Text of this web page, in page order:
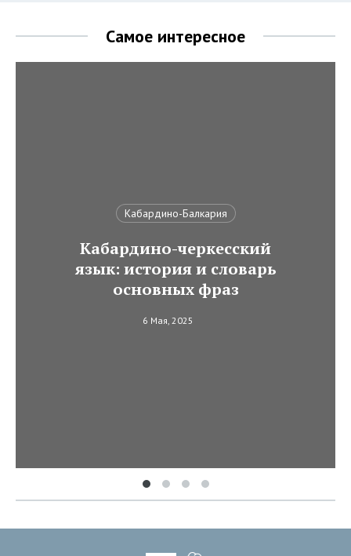
Самое интересное
Кабардино-Балкария
Кабардино-черкесский
язык: история и словарь
основных фраз
6 Мая, 2025